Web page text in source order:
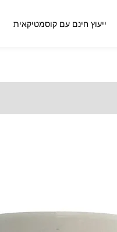
ייעוץ חינם עם קוסמטיקאית